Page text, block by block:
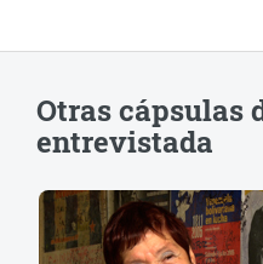
Otras cápsulas
entrevistada